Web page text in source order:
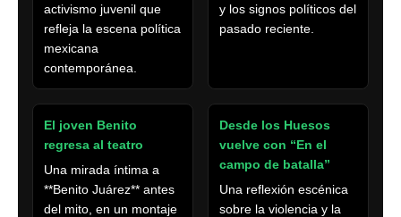
activismo juvenil que
refleja la escena política
mexicana
contemporánea.
y los signos políticos del
pasado reciente.
El joven Benito
regresa al teatro
Una mirada íntima a
**Benito Juárez** antes
del mito, en un montaje
Desde los Huesos
vuelve con “En el
campo de batalla”
Una reflexión escénica
sobre la violencia y la